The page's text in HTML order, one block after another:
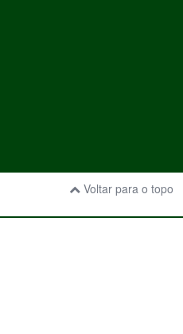
Voltar para o topo